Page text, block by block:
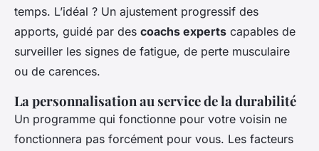
temps. L’idéal ? Un ajustement progressif des
apports, guidé par des coachs experts capables de
surveiller les signes de fatigue, de perte musculaire
ou de carences.
La personnalisation au service de la durabilité
Un programme qui fonctionne pour votre voisin ne
fonctionnera pas forcément pour vous. Les facteurs